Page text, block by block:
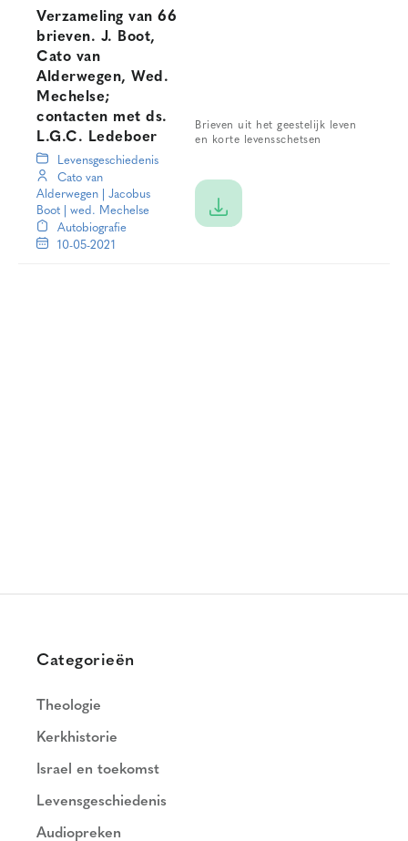
Verzameling van 66
brieven. J. Boot,
Cato van
Alderwegen, Wed.
Mechelse;
contacten met ds.
L.G.C. Ledeboer
Brieven uit het geestelijk leven
en korte levensschetsen
Levensgeschiedenis
Cato van
Alderwegen
Jacobus
Boot
wed. Mechelse
Autobiografie
10-05-2021
Categorieën
Theologie
Kerkhistorie
Israel en toekomst
Levensgeschiedenis
Audiopreken